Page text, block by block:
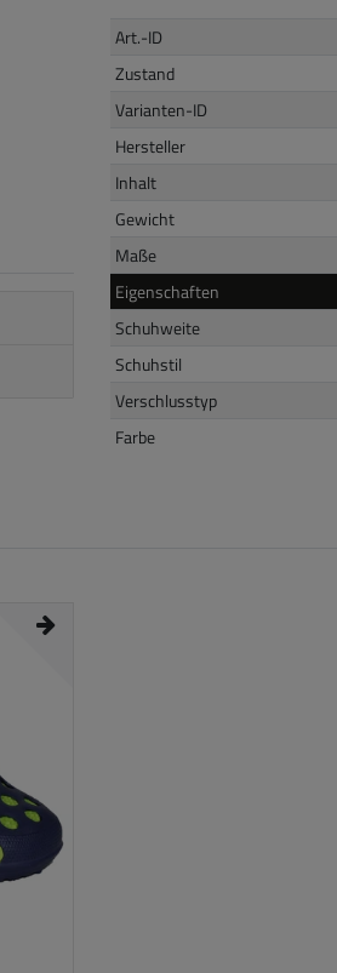
Art.-ID
Zustand
Varianten-ID
Hersteller
Inhalt
Gewicht
Maße
Eigenschaften
Schuhweite
Schuhstil
Verschlusstyp
Farbe